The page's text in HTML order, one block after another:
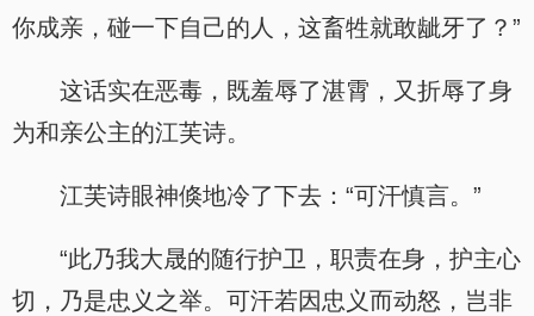
你成亲，碰一下自己的人，这畜牲就敢龇牙了？”
这话实在恶毒，既羞辱了湛霄，又折辱了身
为和亲公主的江芙诗。
江芙诗眼神倏地冷了下去：“可汗慎言。”
“此乃我大晟的随行护卫，职责在身，护主心
切，乃是忠义之举。可汗若因忠义而动怒，岂非